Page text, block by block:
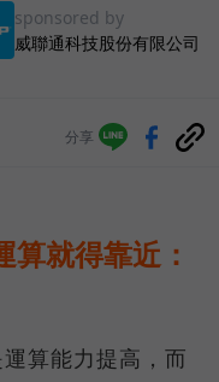
sponsored by
威聯通科技股份有限公司
分享
就得靠近：
算能力提高，而